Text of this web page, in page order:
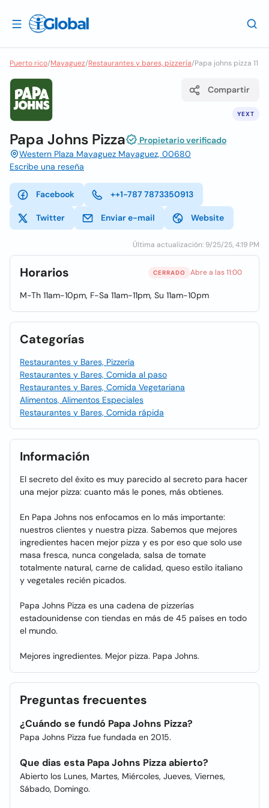
Puerto rico/Mayaguez/Restaurantes y bares, pizzería/Papa johns pizza 11
YEXT
Compartir
Papa Johns Pizza
Propietario verificado
Western Plaza Mayaguez Mayaguez, 00680
Escribe una reseña
Facebook ++1-787 7873350913
Twitter Enviar e-mail Website
Última actualización: 9/25/25, 4:19 PM
Horarios CERRADO Abre a las 11:00
M-Th 11am-10pm, F-Sa 11am-11pm, Su 11am-10pm
Categorías
Restaurantes y Bares, Pizzería
Restaurantes y Bares, Comida al paso
Restaurantes y Bares, Comida Vegetariana
Alimentos, Alimentos Especiales
Restaurantes y Bares, Comida rápida
Información
El secreto del éxito es muy parecido al secreto para hacer
una mejor pizza: cuanto más le pones, más obtienes.
En Papa Johns nos enfocamos en lo más importante:
nuestros clientes y nuestra pizza. Sabemos que mejores
ingredientes hacen mejor pizza y es por eso que solo use
masa fresca, nunca congelada, salsa de tomate
totalmente natural, carne de calidad, queso estilo italiano
y vegetales recién picados.
Papa Johns Pizza es una cadena de pizzerías
estadounidense con tiendas en más de 45 países en todo
el mundo.
Mejores ingredientes. Mejor pizza. Papa Johns.
Preguntas frecuentes
¿Cuándo se fundó Papa Johns Pizza?
Papa Johns Pizza fue fundada en 2015.
Que dias esta Papa Johns Pizza abierto?
Abierto los Lunes, Martes, Miércoles, Jueves, Viernes,
Sábado, Domingo.